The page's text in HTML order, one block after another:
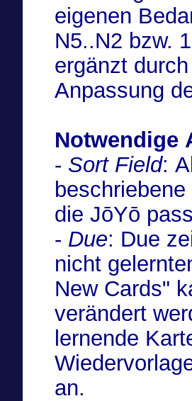
eigenen
N5..N2 bzw.
ergänzt
Anpassung
Notwendige
- Sort Field: Als "Sort Field" bietet sich die oben
die JōYō
- Due: Due
nicht
New Cards"
verändert
lernende
an.